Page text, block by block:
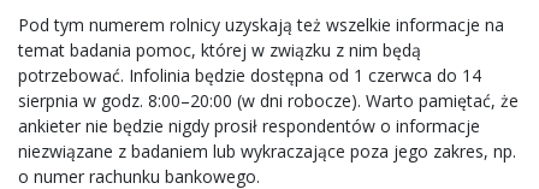
Pod tym numerem rolnicy uzyskają też wszelkie informacje na
temat badania pomoc, której w związku z nim będą
potrzebować. Infolinia będzie dostępna od 1 czerwca do 14
sierpnia w godz. 8:00–20:00 (w dni robocze). Warto pamiętać, że
ankieter nie będzie nigdy prosił respondentów o informacje
niezwiązane z badaniem lub wykraczające poza jego zakres, np.
o numer rachunku bankowego.